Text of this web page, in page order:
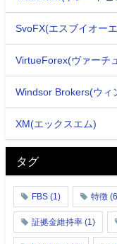
SvoFX(エスブイオー
VirtueForex(ヴァーチ
Windsor Brokers(ウィ
XM(エックスエム)
タグ
FBS (1) 特徴
証拠金維持率 (1)